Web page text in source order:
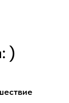
)